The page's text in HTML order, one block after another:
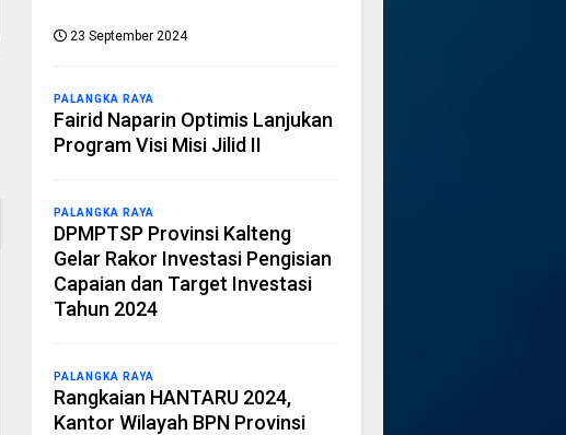
23 September 2024
PALANGKA RAYA
Fairid Naparin Optimis Lanjukan
Program Visi Misi Jilid II
PALANGKA RAYA
DPMPTSP Provinsi Kalteng
Gelar Rakor Investasi Pengisian
Capaian dan Target Investasi
Tahun 2024
PALANGKA RAYA
Rangkaian HANTARU 2024,
Kantor Wilayah BPN Provinsi